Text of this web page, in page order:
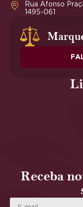
Rua Afonso
1495-061
Receba